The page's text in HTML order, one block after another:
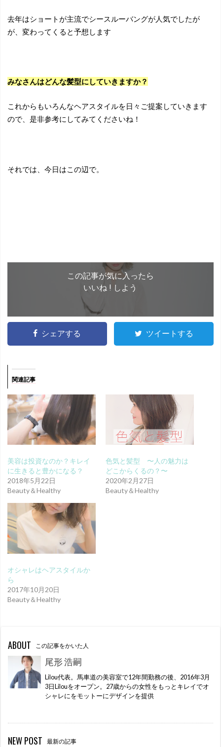
去年はショートが主流でシースルーバングが人気でしたが
が、変わってくると予想します
みなさんはどんな髪型にしていきますか？
これからもいろんなヘアスタイルを日々ご提案していきます
ので、是非参考にしてみてくださいね！
それでは、今日はこの辺で。
この記事が気に入ったら
いいね ! しよう
シェアする ツイートする
関連記事
美容は投資なのか？キレイ
に生きると豊かになる？
2018年5月22日
Beauty＆Healthy
色気と髪型 〜人の魅力は
どこからくるの？〜
2020年2月27日
Beauty＆Healthy
オシャレはヘアスタイルか
ら
2017年10月20日
Beauty＆Healthy
ABOUT この記事をかいた人
尾形 浩嗣
Lilou代表。馬車道の美容室で12年間勤務の後、2016年3月
3日Lilouをオープン。27歳からの女性をもっとキレイでオ
シャレにをモットーにデザインを提供
NEW POST 最新の記事